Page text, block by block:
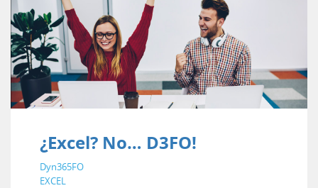
¿Excel? No… D3FO!
Dyn365FO
EXCEL